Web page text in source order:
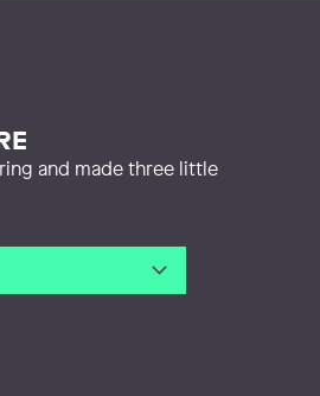
and made three little